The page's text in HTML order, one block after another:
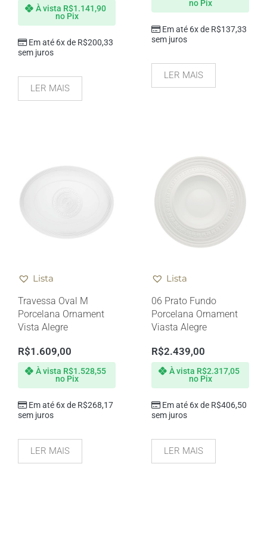
Em até 6x de R$200,33
sem juros
À vista R$1.141,90
no Pix
LER MAIS
Em até 6x de R$137,33
sem juros
no Pix
LER MAIS
Lista
Travessa Oval M
Porcelana Ornament
Vista Alegre
R$1.609,00
Em até 6x de R$268,17
sem juros
À vista R$1.528,55
no Pix
LER MAIS
Lista
06 Prato Fundo
Porcelana Ornament
Viasta Alegre
R$2.439,00
Em até 6x de R$406,50
sem juros
À vista R$2.317,05
no Pix
LER MAIS